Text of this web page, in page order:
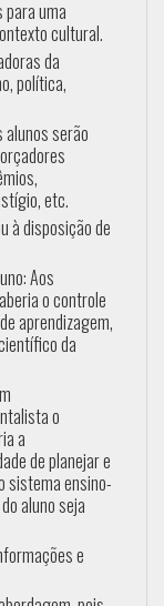
uma
cultural.
da
política,
alunos serão
etc.
à disposição de
Aos
o controle
aprendizagem,
da
o
a
de planejar e
sistema ensino-
aluno seja
e